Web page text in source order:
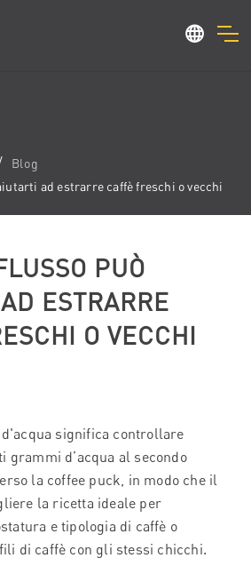
Blog
ad estrarre caffè freschi o vecchi
PUÒ
ESTRARRE
O VECCHI
significa controllare
grammi d’acqua al secondo
la coffee puck, in modo che il
la ricetta ideale per
e tipologia di caffè o
di caffè con gli stessi chicchi.